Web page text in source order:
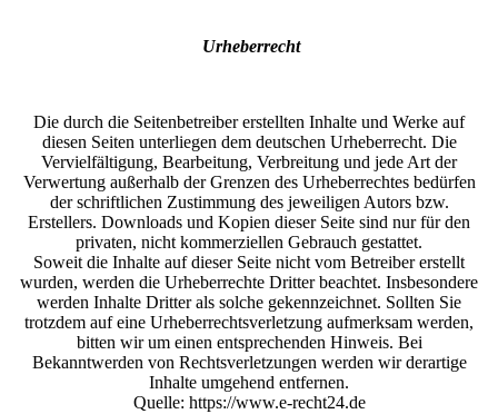
Urheberrecht
Die durch die Seitenbetreiber erstellten Inhalte und Werke auf
diesen Seiten unterliegen dem deutschen Urheberrecht. Die
Vervielfältigung, Bearbeitung, Verbreitung und jede Art der
Verwertung außerhalb der Grenzen des Urheberrechtes bedürfen
der schriftlichen Zustimmung des jeweiligen Autors bzw.
Erstellers. Downloads und Kopien dieser Seite sind nur für den
privaten, nicht kommerziellen Gebrauch gestattet.
Soweit die Inhalte auf dieser Seite nicht vom Betreiber erstellt
wurden, werden die Urheberrechte Dritter beachtet. Insbesondere
werden Inhalte Dritter als solche gekennzeichnet. Sollten Sie
trotzdem auf eine Urheberrechtsverletzung aufmerksam werden,
bitten wir um einen entsprechenden Hinweis. Bei
Bekanntwerden von Rechtsverletzungen werden wir derartige
Inhalte umgehend entfernen.
Quelle: https://www.e-recht24.de